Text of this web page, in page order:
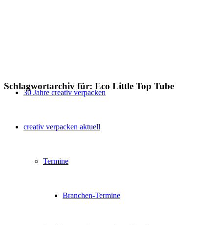
30 Jahre creativ verpacken
creativ verpacken aktuell
Termine
Branchen-Termine
Schlagwortarchiv für: Eco Little Top Tube